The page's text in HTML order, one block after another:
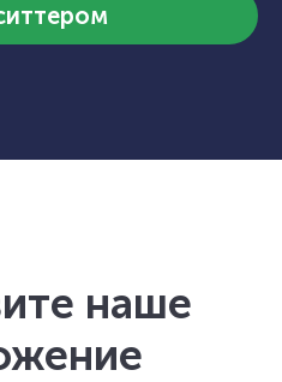
наше